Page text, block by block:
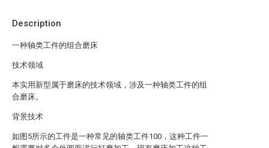
Description
一种轴类工件的组合磨床
技术领域
本实用新型属于磨床的技术领域，涉及一种轴类工件的组
合磨床。
背景技术
如图5所示的工件是一种常见的轴类工件100，这种工件一